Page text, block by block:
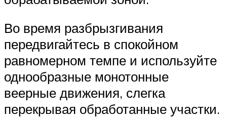
Во время разбрызгивания
передвигайтесь в спокойном
равномерном темпе и используйте
однообразные монотонные
веерные движения, слегка
перекрывая обработанные участки.